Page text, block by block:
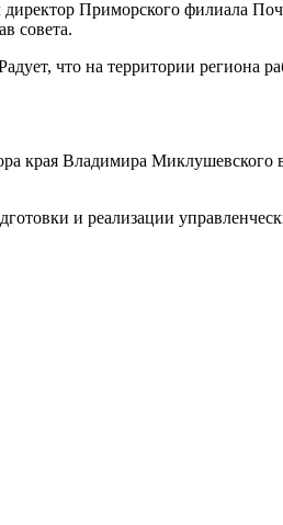
Приморского филиала
совета.
что на территории
края Владимира Миклушевского
и реализации